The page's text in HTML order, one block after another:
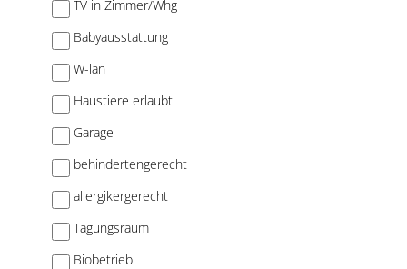
TV in Zimmer/Whg
Babyausstattung
W-lan
Haustiere erlaubt
Garage
behindertengerecht
allergikergerecht
Tagungsraum
Biobetrieb